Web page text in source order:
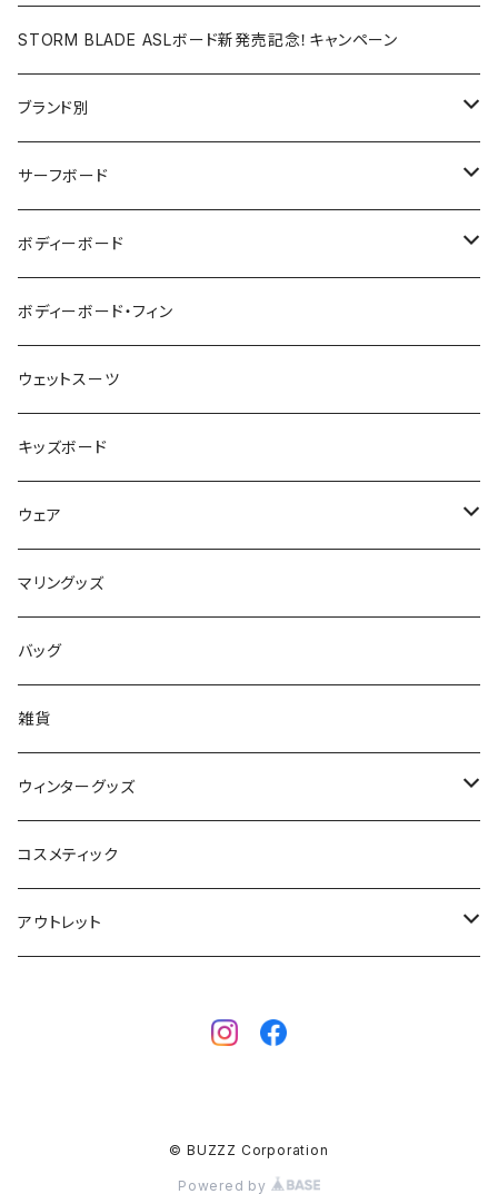
STORM BLADE ASLボード新発売記念！キャンペーン
ブランド別
V-BODY BOARDS
ZEBEC
pride.m
FLOCO
Mermaid & Guys
UNDERSERIES
TABIE REVO
AQA
STORMBLADE
サーフボード
SUP
BBS / EAU WETSUITS
GO NATURE
MAHALO
サーフボード
サーフボード
フィン
サーフボードアクセサリー
ボディーボード
ボディーボード
BBフィン
BBアクセサリー
コイルコード
ボードケース
ボディーボード・フィン
ウェットスーツ
キッズボード
ウェア
メンズ
レディース
キッズ
マリングッズ
バッグ
雑貨
ウィンターグッズ
ブーツ
グローブ
コスメティック
アウトレット
© BUZZZ Corporation
Powered by